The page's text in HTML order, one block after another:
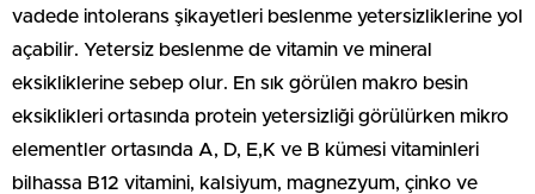
vadede intolerans şikayetleri beslenme yetersizliklerine yol
açabilir. Yetersiz beslenme de vitamin ve mineral
eksikliklerine sebep olur. En sık görülen makro besin
eksiklikleri ortasında protein yetersizliği görülürken mikro
elementler ortasında A, D, E,K ve B kümesi vitaminleri
bilhassa B12 vitamini, kalsiyum, magnezyum, çinko ve